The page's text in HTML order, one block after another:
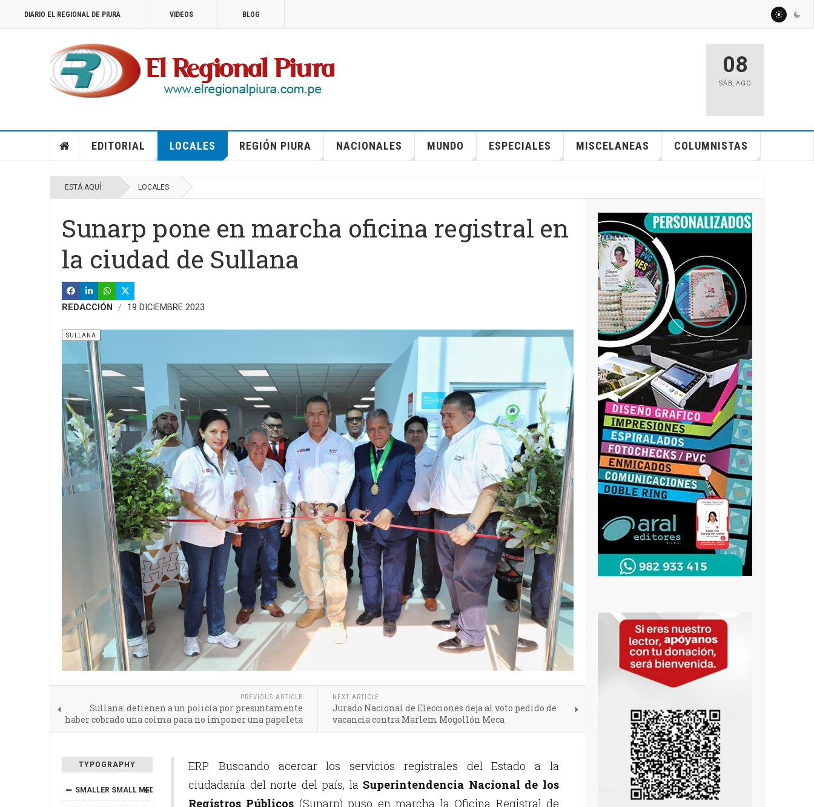
DIARIO EL REGIONAL DE PIURA VIDEOS BLOG
08
SÁB, AGO
EDITORIAL LOCALES REGIÓN PIURA NACIONALES MUNDO ESPECIALES MISCELANEAS COLUMNISTAS
ESTÁ AQUÍ: LOCALES
Sunarp pone en marcha oficina registral en
la ciudad de Sullana
REDACCIÓN 19 DICIEMBRE 2023
SULLANA
PREVIOUS ARTICLE
Sullana: detienen a un policía por presuntamente
haber cobrado una coima para no imponer una papeleta
NEXT ARTICLE
Jurado Nacional de Elecciones deja al voto pedido de
vacancia contra Marlem Mogollón Meca
TYPOGRAPHY
SMALLER SMALL MEDIUM BIGGER
ERP. Buscando acercar los servicios registrales del Estado a la
ciudadanía del norte del país, la Superintendencia Nacional de los
Registros Públicos (Sunarp) puso en marcha la Oficina Registral de